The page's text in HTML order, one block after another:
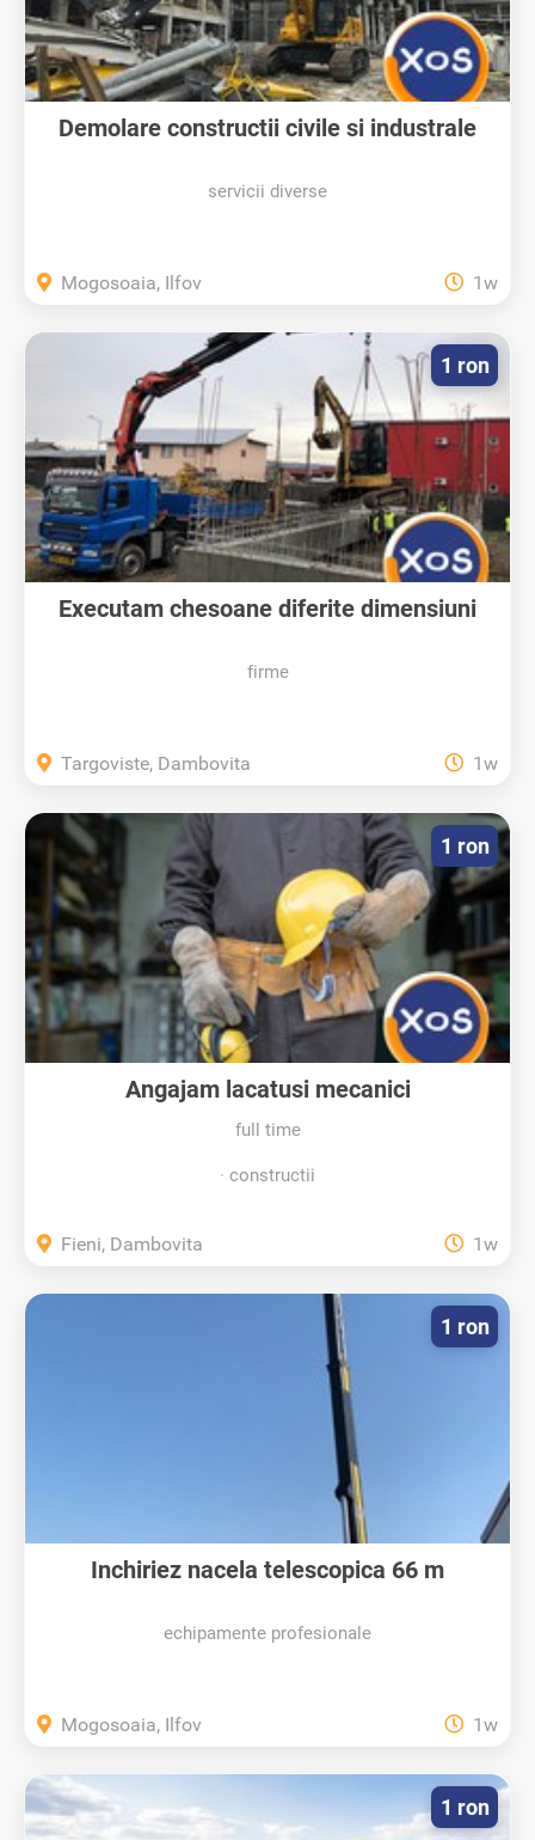
Demolare constructii civile si industrale
servicii diverse
Mogosoaia, Ilfov 1w
Executam chesoane diferite dimensiuni
firme
1 ron
Targoviste, Dambovita 1w
Angajam lacatusi mecanici
full time
constructii
1 ron
Fieni, Dambovita 1w
Inchiriez nacela telescopica 66 m
echipamente profesionale
1 ron
Mogosoaia, Ilfov 1w
1 ron